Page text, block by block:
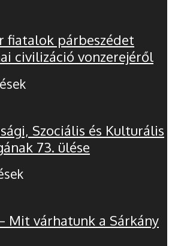
fiatalok párbeszédet
civilizáció vonzerejéről
Szociális és Kulturális
73. ülése
Mit várhatunk a Sárkány